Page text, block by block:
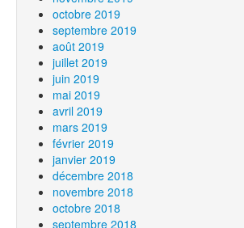
octobre 2019
septembre 2019
août 2019
juillet 2019
juin 2019
mai 2019
avril 2019
mars 2019
février 2019
janvier 2019
décembre 2018
novembre 2018
octobre 2018
septembre 2018